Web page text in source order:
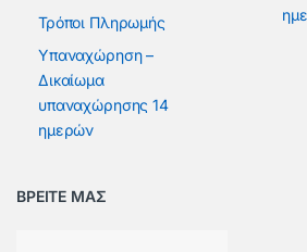
Τρόποι Πληρωμής
Υπαναχώρηση –
Δικαίωμα
υπαναχώρησης 14
ημερών
ΒΡΕΙΤΕ ΜΑΣ